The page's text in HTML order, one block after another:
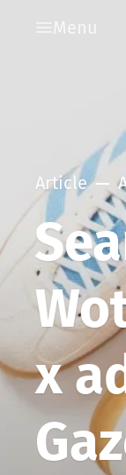
Menu
Article
x